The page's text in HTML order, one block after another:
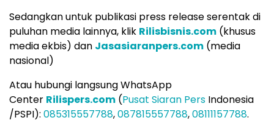
Sedangkan untuk publikasi press release serentak di
puluhan media lainnya, klik Rilisbisnis.com (khusus
media ekbis) dan Jasasiaranpers.com (media
nasional)
Atau hubungi langsung WhatsApp
Center Rilispers.com (Pusat Siaran Pers Indonesia
/PSPI): 085315557788,087815557788,08111157788.